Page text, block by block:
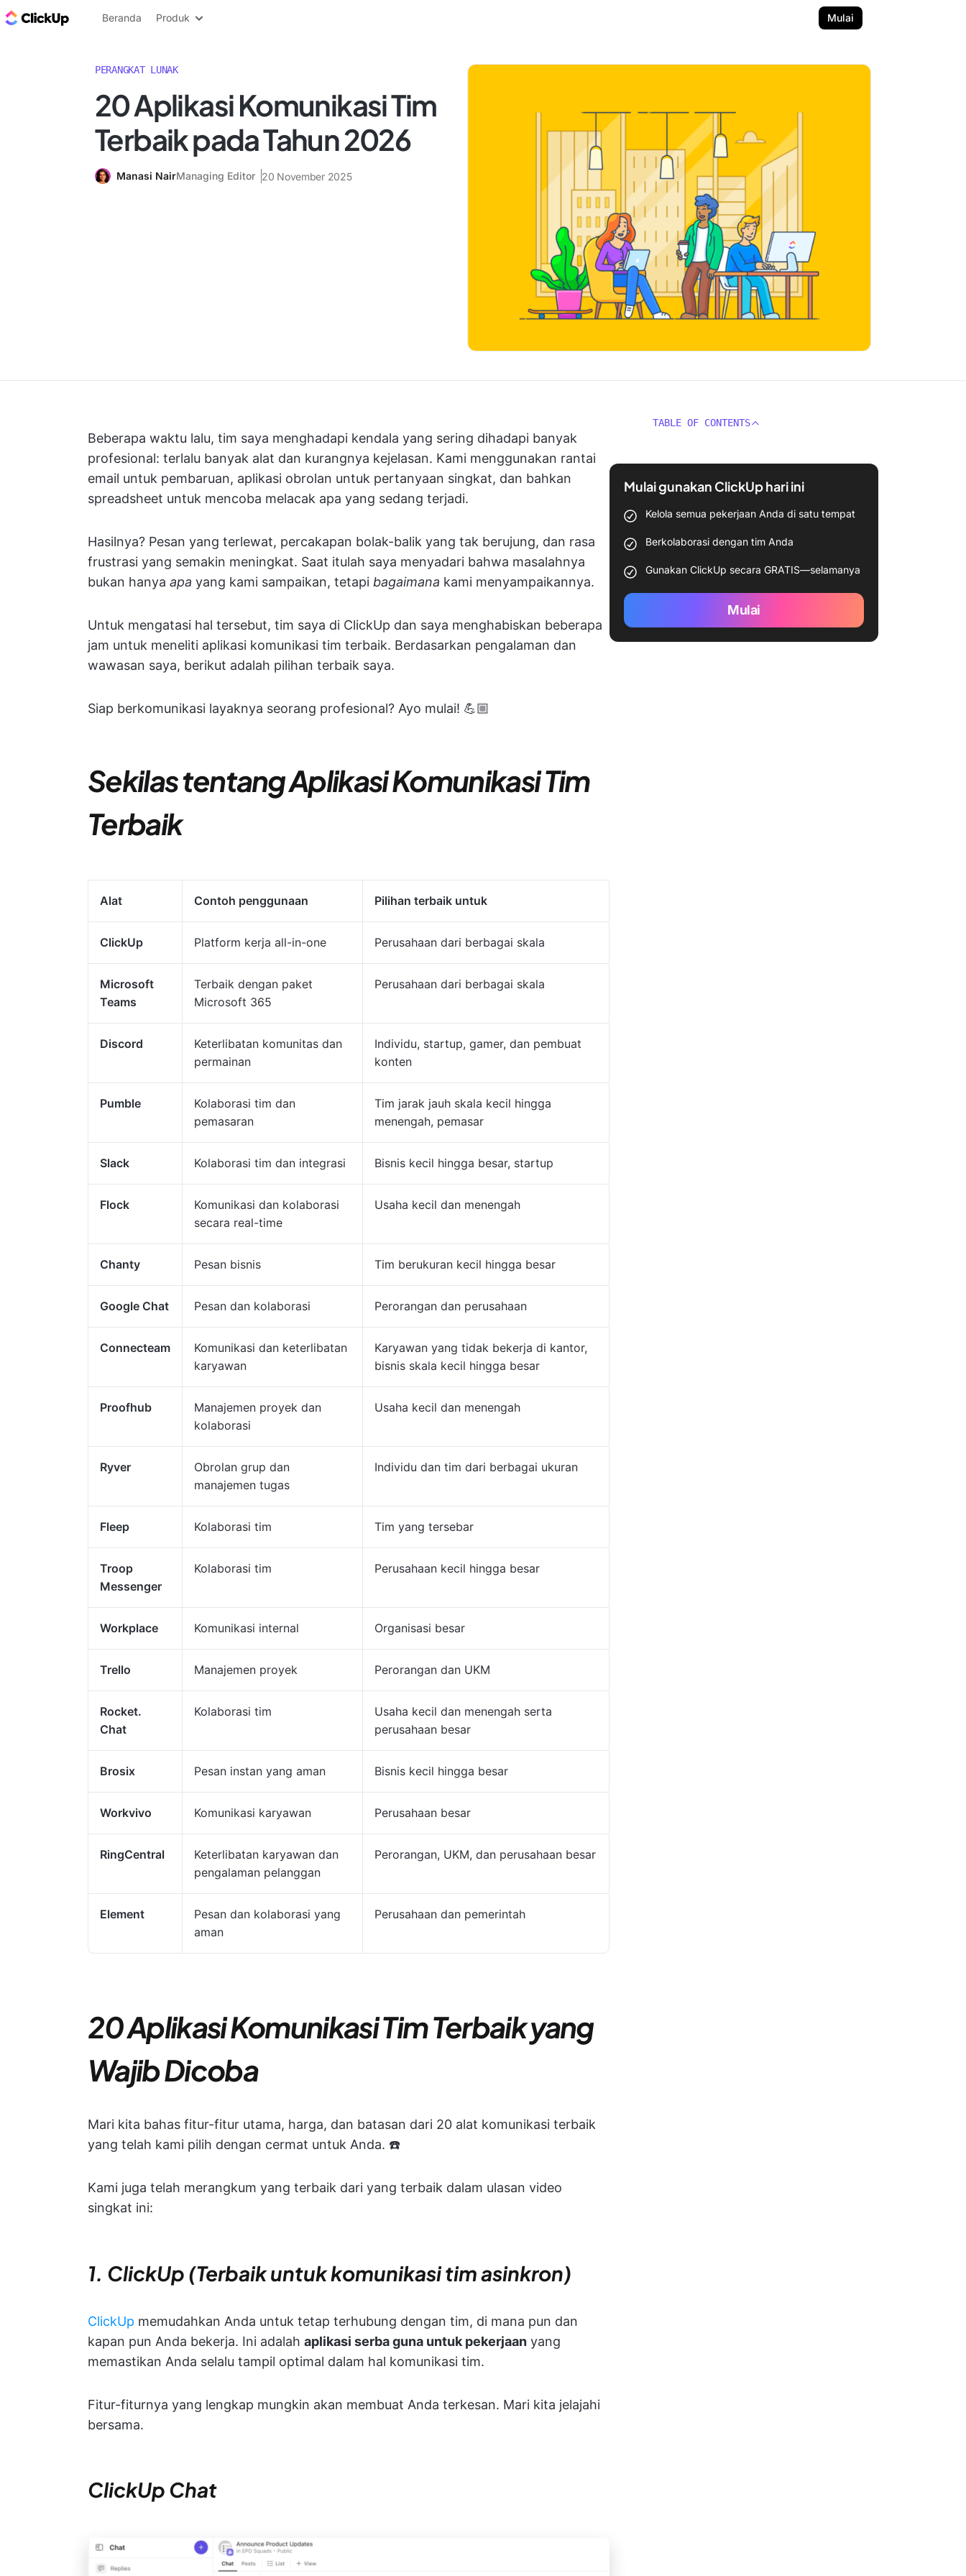
Blog ClickUp
Beranda Produk Mulai
PERANGKAT LUNAK
20 Aplikasi Komunikasi Tim
Terbaik pada Tahun 2026
Manasi NairManaging Editor 20 November 2025
Beberapa waktu lalu, tim saya menghadapi kendala yang sering dihadapi banyak
profesional: terlalu banyak alat dan kurangnya kejelasan. Kami menggunakan rantai
email untuk pembaruan, aplikasi obrolan untuk pertanyaan singkat, dan bahkan
spreadsheet untuk mencoba melacak apa yang sedang terjadi.
Hasilnya? Pesan yang terlewat, percakapan bolak-balik yang tak berujung, dan rasa
frustrasi yang semakin meningkat. Saat itulah saya menyadari bahwa masalahnya
bukan hanya apa yang kami sampaikan, tetapi bagaimana kami menyampaikannya.
Untuk mengatasi hal tersebut, tim saya di ClickUp dan saya menghabiskan beberapa
jam untuk meneliti aplikasi komunikasi tim terbaik. Berdasarkan pengalaman dan
wawasan saya, berikut adalah pilihan terbaik saya.
Siap berkomunikasi layaknya seorang profesional? Ayo mulai! 💪🏼
Sekilas tentang Aplikasi Komunikasi Tim
Terbaik
Alat Contoh penggunaan Pilihan terbaik untuk
ClickUp Platform kerja all-in-one Perusahaan dari berbagai skala
Microsoft
Teams
Terbaik dengan paket
Microsoft 365
Perusahaan dari berbagai skala
Discord
Keterlibatan komunitas dan
permainan
Individu, startup, gamer, dan pembuat
konten
Pumble
Kolaborasi tim dan
pemasaran
Tim jarak jauh skala kecil hingga
menengah, pemasar
Slack Kolaborasi tim dan integrasi Bisnis kecil hingga besar, startup
Flock
Komunikasi dan kolaborasi
secara real-time
Usaha kecil dan menengah
Chanty Pesan bisnis Tim berukuran kecil hingga besar
Google Chat Pesan dan kolaborasi Perorangan dan perusahaan
Connecteam
Komunikasi dan keterlibatan
karyawan
Karyawan yang tidak bekerja di kantor,
bisnis skala kecil hingga besar
Proofhub
Manajemen proyek dan
kolaborasi
Usaha kecil dan menengah
Ryver
Obrolan grup dan
manajemen tugas
Individu dan tim dari berbagai ukuran
Fleep Kolaborasi tim Tim yang tersebar
Troop
Messenger
Kolaborasi tim Perusahaan kecil hingga besar
Workplace Komunikasi internal Organisasi besar
Trello Manajemen proyek Perorangan dan UKM
Rocket.
Chat
Kolaborasi tim
Usaha kecil dan menengah serta
perusahaan besar
Brosix Pesan instan yang aman Bisnis kecil hingga besar
Workvivo Komunikasi karyawan Perusahaan besar
RingCentral
Keterlibatan karyawan dan
pengalaman pelanggan
Perorangan, UKM, dan perusahaan besar
Element
Pesan dan kolaborasi yang
aman
Perusahaan dan pemerintah
20 Aplikasi Komunikasi Tim Terbaik yang
Wajib Dicoba
Mari kita bahas fitur-fitur utama, harga, dan batasan dari 20 alat komunikasi terbaik
yang telah kami pilih dengan cermat untuk Anda. ☎️
Kami juga telah merangkum yang terbaik dari yang terbaik dalam ulasan video
singkat ini:
1. ClickUp (Terbaik untuk komunikasi tim asinkron)
ClickUp memudahkan Anda untuk tetap terhubung dengan tim, di mana pun dan
kapan pun Anda bekerja. Ini adalah aplikasi serba guna untuk pekerjaan yang
memastikan Anda selalu tampil optimal dalam hal komunikasi tim.
Fitur-fiturnya yang lengkap mungkin akan membuat Anda terkesan. Mari kita jelajahi
bersama.
ClickUp Chat
TABLE OF CONTENTS
Mulai gunakan ClickUp hari ini
Kelola semua pekerjaan Anda di satu tempat
Berkolaborasi dengan tim Anda
Gunakan ClickUp secara GRATIS—selamanya
Mulai